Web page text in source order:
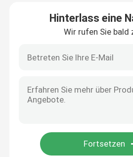
Oligo-Synthese-Reagenzien
Liefersystem
Hinterlass eine
Wir rufen Sie bald